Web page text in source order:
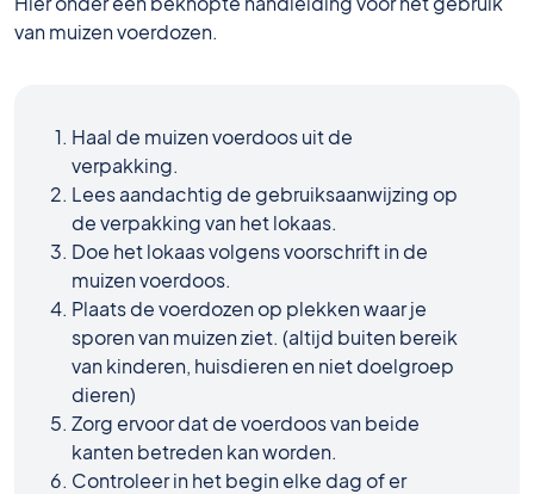
van muizen voerdozen.
Haal de muizen voerdoos uit de
verpakking.
Lees aandachtig de gebruiksaanwijzing op
de verpakking van het lokaas.
Doe het lokaas volgens voorschrift in de
muizen voerdoos.
Plaats de voerdozen op plekken waar je
sporen van muizen ziet. (altijd buiten bereik
van kinderen, huisdieren en niet doelgroep
dieren)
Zorg ervoor dat de voerdoos van beide
kanten betreden kan worden.
Controleer in het begin elke dag of er